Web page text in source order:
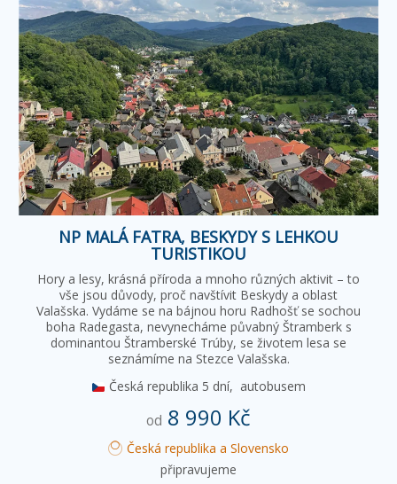
NP MALÁ FATRA, BESKYDY S LEHKOU
TURISTIKOU
Hory a lesy, krásná příroda a mnoho různých aktivit – to
vše jsou důvody, proč navštívit Beskydy a oblast
Valašska. Vydáme se na bájnou horu Radhošť se sochou
boha Radegasta, nevynecháme půvabný Štramberk s
dominantou Štramberské Trúby, se životem lesa se
seznámíme na Stezce Valašska.
Česká republika 5 dní, autobusem
od 8 990 Kč
Česká republika a Slovensko
připravujeme